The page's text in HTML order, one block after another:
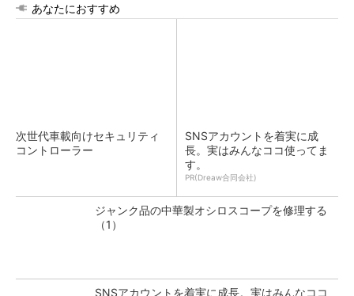
あなたにおすすめ
次世代車載向けセキュリティ
コントローラー
SNSアカウントを着実に成
長。実はみんなココ使ってま
す。
PR(Dreaw合同会社)
ジャンク品の中華製オシロスコープを修理する
（1）
SNSアカウントを着実に成長。実はみんなココ